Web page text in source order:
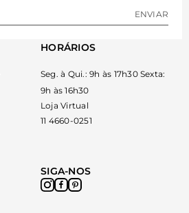
ENVIAR
HORÁRIOS
Seg. à Qui.: 9h às 17h30 Sexta:
9h às 16h30
Loja Virtual
11 4660-0251
SIGA-NOS